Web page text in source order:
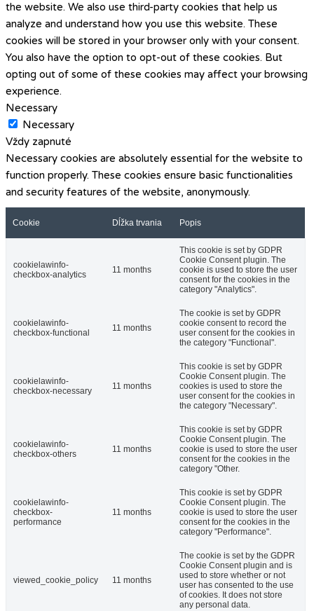
the website. We also use third-party cookies that help us
analyze and understand how you use this website. These
cookies will be stored in your browser only with your consent.
You also have the option to opt-out of these cookies. But
opting out of some of these cookies may affect your browsing
experience.
Necessary
Necessary
Vždy zapnuté
Necessary cookies are absolutely essential for the website to
function properly. These cookies ensure basic functionalities
and security features of the website, anonymously.
Cookie Dĺžka trvania Popis
cookielawinfo-
checkbox-analytics
11 months
This cookie is set by GDPR
Cookie Consent plugin. The
cookie is used to store the user
consent for the cookies in the
category "Analytics".
cookielawinfo-
checkbox-functional
11 months
The cookie is set by GDPR
cookie consent to record the
user consent for the cookies in
the category "Functional".
cookielawinfo-
checkbox-necessary
11 months
This cookie is set by GDPR
Cookie Consent plugin. The
cookies is used to store the
user consent for the cookies in
the category "Necessary".
cookielawinfo-
checkbox-others
11 months
This cookie is set by GDPR
Cookie Consent plugin. The
cookie is used to store the user
consent for the cookies in the
category "Other.
cookielawinfo-
checkbox-
performance
11 months
This cookie is set by GDPR
Cookie Consent plugin. The
cookie is used to store the user
consent for the cookies in the
category "Performance".
viewed_cookie_policy 11 months
The cookie is set by the GDPR
Cookie Consent plugin and is
used to store whether or not
user has consented to the use
of cookies. It does not store
any personal data.